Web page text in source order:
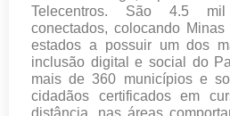
Telecentros. São 4.5 mil
conectados, colocando
estados a possuir um dos
inclusão digital e social do
mais de 360 municípios e
cidadãos certificados em